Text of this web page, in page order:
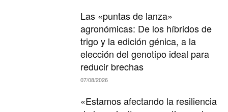
Las «puntas de lanza»
agronómicas: De los híbridos de
trigo y la edición génica, a la
elección del genotipo ideal para
reducir brechas
07/08/2026
«Estamos afectando la resiliencia